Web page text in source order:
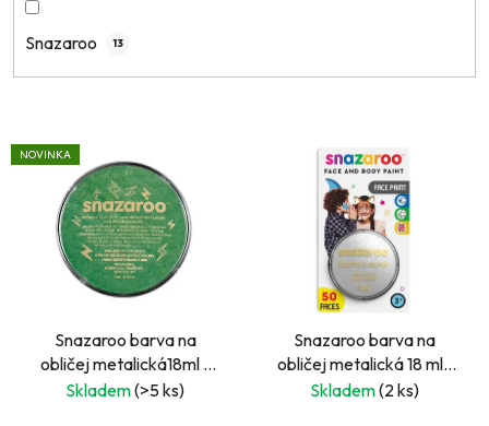
Snazaroo 13
V
ý
NOVINKA
Snazaroo barva na
obličej metalická18ml -
zelená
Skladem(>5 ks)
Snazaroo barva na
obličej metalická 18 ml-
stříbrná na blistru
Skladem(2 ks)